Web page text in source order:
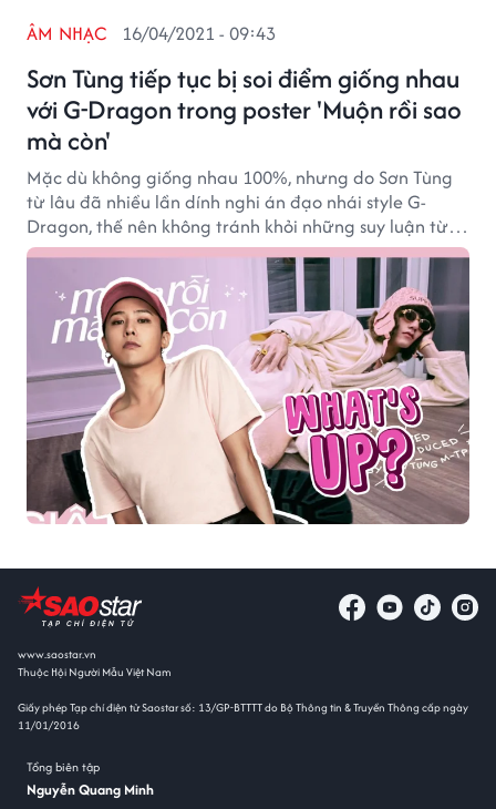
Sơn Tùng tiếp tục bị soi điểm giống nhau
với G-Dragon trong poster 'Muộn rồi sao
mà còn'
ÂM NHẠC 16/04/2021 - 09:43
Mặc dù không giống nhau 100%, nhưng do Sơn Tùng
từ lâu đã nhiều lần dính nghi án đạo nhái style G-
Dragon, thế nên không tránh khỏi những suy luận từ
các khán giả khó tính.
www.saostar.vn
Thuộc Hội Người Mẫu Việt Nam
Giấy phép Tạp chí điện tử Saostar số: 13/GP-BTTTT do Bộ Thông tin & Truyền Thông cấp ngày
11/01/2016
Tổng biên tập
Nguyễn Quang Minh